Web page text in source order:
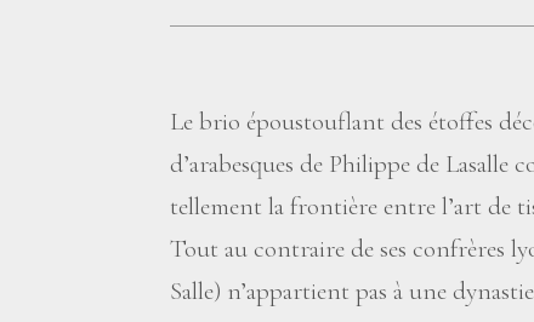
Le brio époustouflant des étoffes
d’arabesques de Philippe de Lasalle
tellement la frontière entre l’art de
Tout au contraire de ses confrères
Salle) n’appartient pas à une